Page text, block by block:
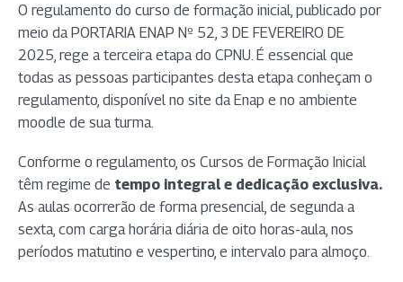
O regulamento do curso de formação inicial, publicado por
meio da PORTARIA ENAP Nº 52, 3 DE FEVEREIRO DE
2025, rege a terceira etapa do CPNU. É essencial que
todas as pessoas participantes desta etapa conheçam o
regulamento, disponível no site da Enap e no ambiente
moodle de sua turma.
Conforme o regulamento, os Cursos de Formação Inicial
têm regime de tempo integral e dedicação exclusiva.
As aulas ocorrerão de forma presencial, de segunda a
sexta, com carga horária diária de oito horas-aula, nos
períodos matutino e vespertino, e intervalo para almoço.